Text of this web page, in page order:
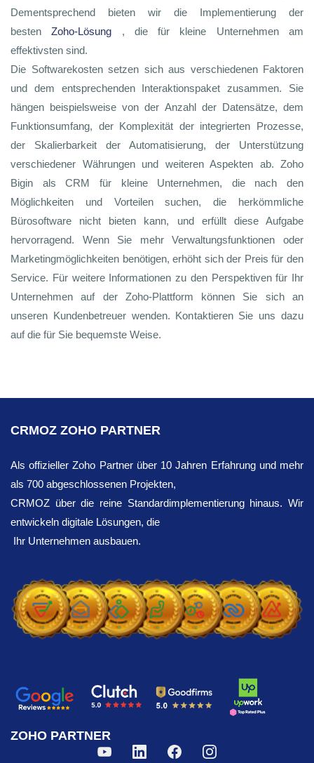
Dementsprechend bieten wir die Implementierung der
bestenZoho-Lösung , die für kleine Unternehmen am
effektivsten sind.
Die Softwarekosten setzen sich aus verschiedenen Faktoren
und dem entsprechenden Interaktionspaket zusammen. Sie
hängen beispielsweise von der Anzahl der Datensätze, dem
Funktionsumfang, der Komplexität der integrierten Prozesse,
der Skalierbarkeit der Automatisierung, der Unterstützung
verschiedener Währungen und weiteren Aspekten ab. Zoho
Bigin als CRM für kleine Unternehmen, die nach den
Möglichkeiten und Vorteilen suchen, die herkömmliche
Bürosoftware nicht bieten kann, und erfüllt diese Aufgabe
hervorragend. Wenn Sie mehr Verwaltungsfunktionen oder
Marketingmöglichkeiten benötigen, erhöht sich der Preis für den
Service. Für weitere Informationen zu den Perspektiven für Ihr
Unternehmen auf der Zoho-Plattform können Sie sich an
unseren Kundenbetreuer wenden. Kontaktieren Sie uns dazu
auf die für Sie bequemste Weise.
CRMOZ ZOHO PARTNER
Als offizieller Zoho Partner über 10 Jahren Erfahrung und mehr
als 700 abgeschlossenen Projekten,
CRMOZ über die reine Standardimplementierung hinaus. Wir
entwickeln digitale Lösungen, die
Ihr Unternehmen ausbauen.
ZOHO PARTNER